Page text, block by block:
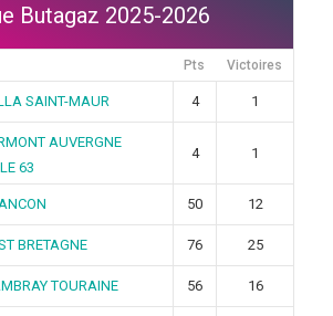
Butagaz 2025-2026
Pts Victoires
SAINT-MAUR 4 1
AUVERGNE
63
4 1
50 12
BRETAGNE 76 25
TOURAINE 56 16